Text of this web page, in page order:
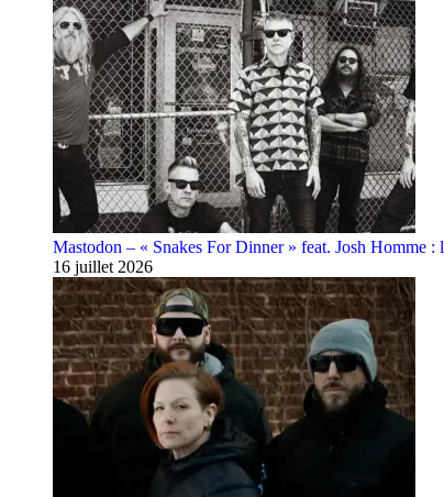
Mastodon – « Snakes For Dinner » feat. Josh Homme :
16 juillet 2026